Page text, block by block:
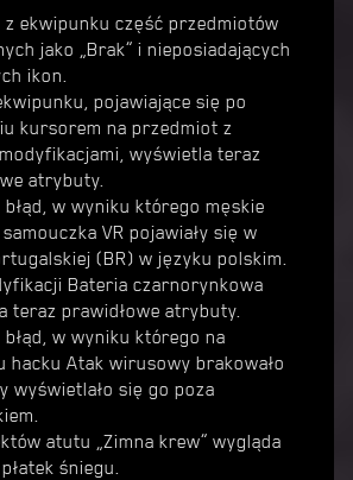
z ekwipunku część przedmiotów
jako „Brak” i nieposiadających
ikon.
pojawiające się po
kursorem na przedmiot z
wyświetla teraz
atrybuty.
w wyniku którego męskie
VR pojawiały się w
(BR) w języku polskim.
Bateria czarnorynkowa
teraz prawidłowe atrybuty.
w wyniku którego na
hacku Atak wirusowy brakowało
wyświetlało się go poza
atutu „Zimna krew” wygląda
śniegu.